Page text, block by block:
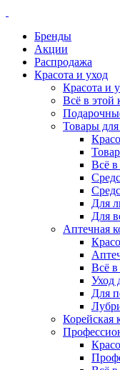
Бренды
Акции
Распродажа
Красота и уход
Красота и
Всё в этой
Товары
Всё в
Для
Для
Аптечная
Всё в
Уход
Для
Корейская